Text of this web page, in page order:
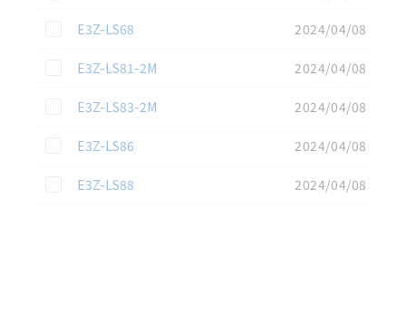
この資料を選択
E3Z-LS68
2024/04/08
この資料を選択
E3Z-LS81-2M
2024/04/08
この資料を選択
E3Z-LS83-2M
2024/04/08
この資料を選択
E3Z-LS86
2024/04/08
この資料を選択
E3Z-LS88 2024/04/08